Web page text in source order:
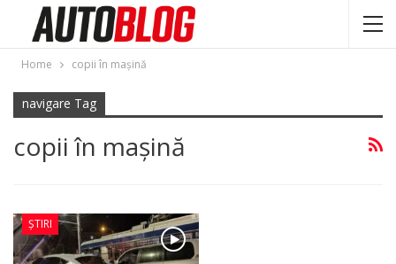
Home copii în mașină
navigare Tag
copii în mașină
ȘTIRI